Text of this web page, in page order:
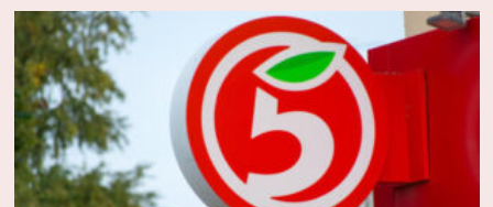
Акции
ЮГК
обвалились
9%
после
провала
аукциона
по
продаже